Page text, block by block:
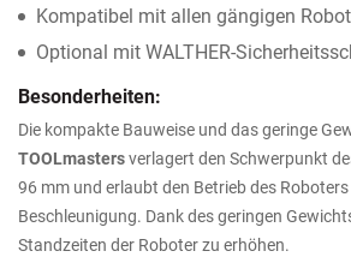
Kompatibel mit allen gängigen
Optional mit WALTHER-
Besonderheiten:
Die kompakte Bauweise und das geringe
TOOLmastersverlagert den Schwerpunkt
96 mm und erlaubt den Betrieb des
Beschleunigung. Dank des geringen
Standzeiten der Roboter zu erhöhen.